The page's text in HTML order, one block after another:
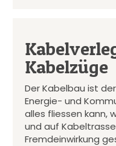
Kabelzüge
Der Kabelbau ist
Energie- und
alles fliessen kann,
und auf
Fremdeinwirkung